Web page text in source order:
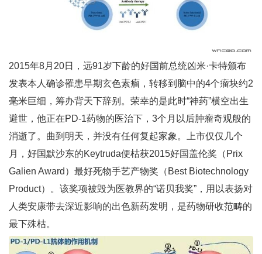
2015年8月20日，远91岁下龄的好国前总统凶米·卡特颁布
发表本人确诊罹患早期玄色素瘤，转移到脑中的4个瘤块约2
毫米巨细，筹办背天下辞别。荣幸的是此时“神药”横空出生
避世，他正在PD-1药物的医治下，3个月以后肿瘤奇观般的
消逝了。曲到明天，并没有任何复起家象。上市仅仅几个
月，好国默沙东的Keytruda便枯获2015好国盖伦奖（Prix
Galien Award）最好死物手艺产物奖（Best Biotechnology
Product）。该奖项被毁为医教界的“诺贝我奖”，用以表扬对
人类安康带去深近影响的出色新药发明，是药物研收范畴的
最下殊枯。